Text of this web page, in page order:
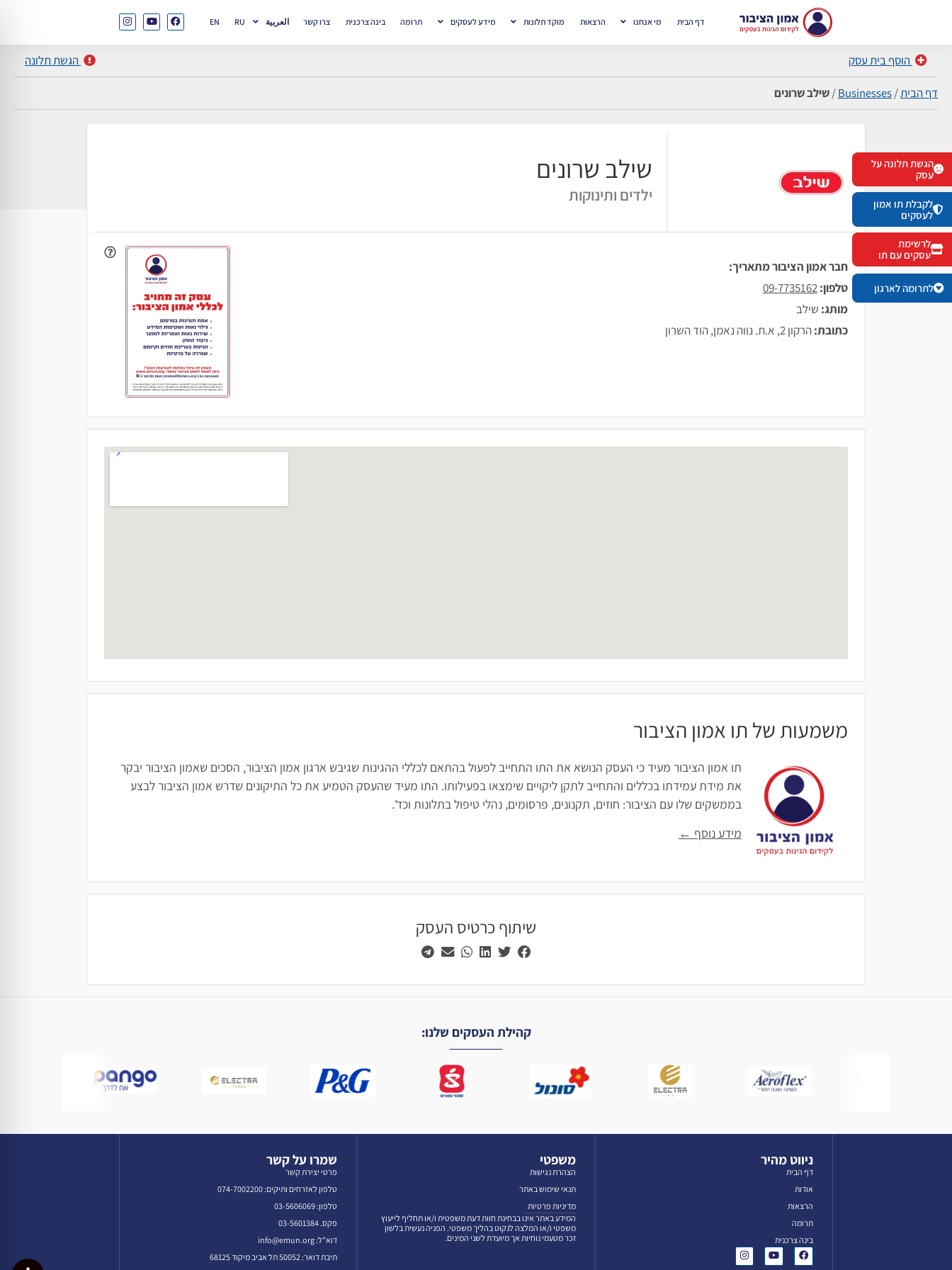
דף הבית מי אנחנו הרצאות מוקד תלונות מידע לעסקים תרומה בינה צרכנית צרו קשר العربية RU
EN
הוסף בית עסק הגשת תלונה
דף הבית/
Businesses
/שילב שרונים
שילב שרונים
ילדים ותינוקות
חבר אמון הציבור מתאריך:
טלפון:09-7735162
מותג: שילב
כתובת:הרקון 2, א.ת. נווה נאמן, הוד השרון
משמעות של תו אמון הציבור
תו אמון הציבור מעיד כי העסק הנושא את התו התחייב לפעול בהתאם לכללי ההגינות שגיבש ארגון אמון הציבור, הסכים שאמון הציבור יבקר
את מידת עמידתו בכללים והתחייב לתקן ליקויים שימצאו בפעילותו. התו מעיד שהעסק הטמיע את כל התיקונים שדרש אמון הציבור לבצע
בממשקים שלו עם הציבור: חוזים, תקנונים, פרסומים, נהלי טיפול בתלונות וכד'.
מידע נוסף ←
שיתוף כרטיס העסק
קהילת העסקים שלנו:
ניווט מהיר
דף הבית
אודות
הרצאות
תרומה
בינה צרכנית
משפטי
הצהרת נגישות
תנאי שימוש באתר
מדיניות פרטיות
המידע באתר אינו בבחינת חוות דעת משפטית ו/או תחליף לייעוץ
משפטי ו/או המלצה לנקוט בהליך משפטי. הפניה נעשית בלשון
זכר מטעמי נוחיות אך מיועדת לשני המינים.
שמרו על קשר
פרטי יצירת קשר
טלפון לאזרחים ותיקים: 074-7002200
טלפון: 03-5606069
פקס. 03-5601384
דוא"ל: info@emun.org
תיבת דואר: 50052 תל אביב מיקוד 68125
הגשת תלונה על
עסק
לקבלת תו אמון
לעסקים
לתרומה לארגון
לרשימת
עסקים עם תו